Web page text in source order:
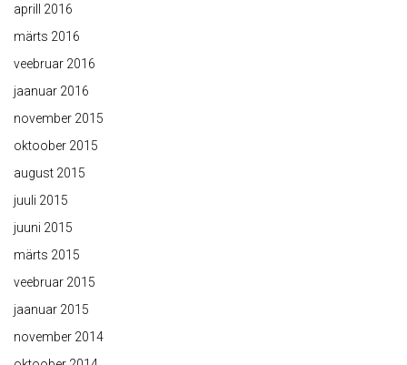
aprill 2016
märts 2016
veebruar 2016
jaanuar 2016
november 2015
oktoober 2015
august 2015
juuli 2015
juuni 2015
märts 2015
veebruar 2015
jaanuar 2015
november 2014